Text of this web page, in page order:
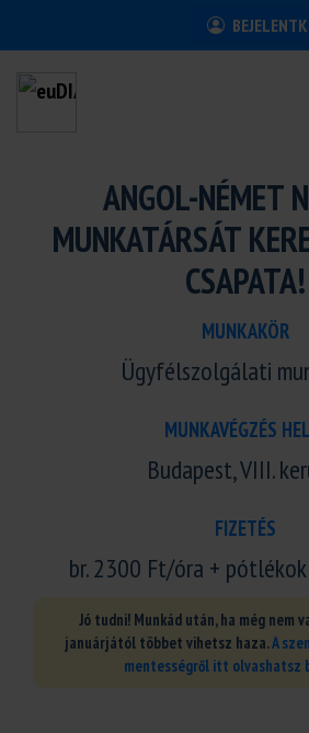
ANGOL-NÉMET
MUNKATÁRSÁT
CSAPATA!
MUNKAKÖR
Ügyfélszolgálati
MUNKAVÉGZÉS
Budapest, VIII.
FIZETÉS
br. 2300 Ft/óra +
Jó tudni! Munkád után, ha még nem
januárjától többet vihetsz haza.A
mentességről itt olvashatsz